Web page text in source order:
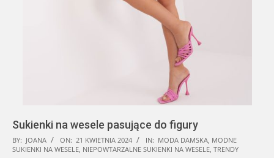
Sukienki na wesele pasujące do figury
2024-
04-
BY: JOANA ON: 21 KWIETNIA 2024 IN: MODA DAMSKA MODNE
SUKIENKI NA WESELE NIEPOWTARZALNE SUKIENKI NA WESELE TRENDY